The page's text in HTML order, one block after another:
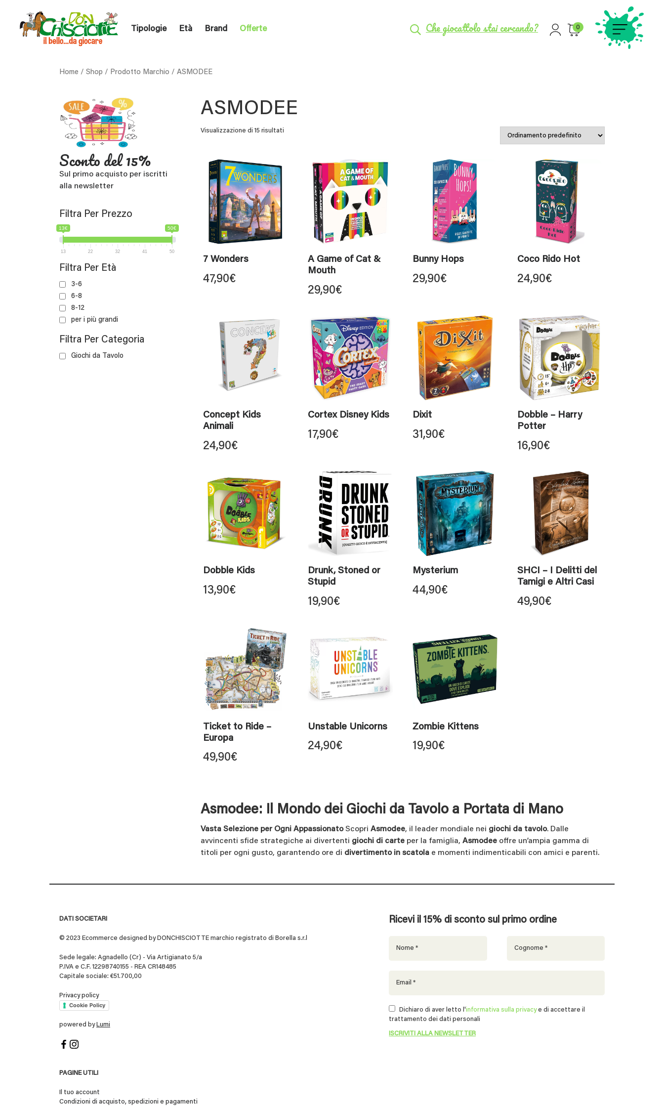
Tipologie Età Brand Offerte Che giocattolo stai cercando? 0
Home / Shop / Prodotto Marchio / ASMODEE
Sconto del 15%
Sul primo acquisto per iscritti
alla newsletter
Filtra Per Prezzo
13€ 50€
13 22 32 41 50
Filtra Per Età
3-6
6-8
8-12
per i più grandi
Filtra Per Categoria
Giochi da Tavolo
ASMODEE
Visualizzazione di 15 risultati
7 Wonders
47,90€
A Game of Cat &
Mouth
29,90€
Bunny Hops
29,90€
Coco Rido Hot
24,90€
Concept Kids
Animali
24,90€
Cortex Disney Kids
17,90€
Dixit
31,90€
Dobble – Harry
Potter
16,90€
Dobble Kids
13,90€
Drunk, Stoned or
Stupid
19,90€
Mysterium
44,90€
SHCI – I Delitti del
Tamigi e Altri Casi
49,90€
Ticket to Ride –
Europa
49,90€
Unstable Unicorns
24,90€
Zombie Kittens
19,90€
Asmodee: Il Mondo dei Giochi da Tavolo a Portata di Mano
Vasta Selezione per Ogni AppassionatoScopri Asmodee, il leader mondiale nei giochi da tavolo. Dalle
avvincenti sfide strategiche ai divertenti giochi di carte per la famiglia, Asmodee offre un’ampia gamma di
titoli per ogni gusto, garantendo ore di divertimento in scatola e momenti indimenticabili con amici e parenti.
DATI SOCIETARI
© 2023 Ecommerce designed by DONCHISCIOTTE marchio registrato di Borella s.r.l
Sede legale: Agnadello (Cr) - Via Artigianato 5/a
P.IVA e C.F. 12298740155 - REA CR148485
Capitale sociale: €51.700,00
Privacy policy
Cookie Policy
powered by Lumi
PAGINE UTILI
Il tuo account
Condizioni di acquisto, spedizioni e pagamenti
Ricevi il 15% di sconto sul primo ordine
Dichiaro di aver letto l'informativa sulla privacye di accettare il
trattamento dei dati personali